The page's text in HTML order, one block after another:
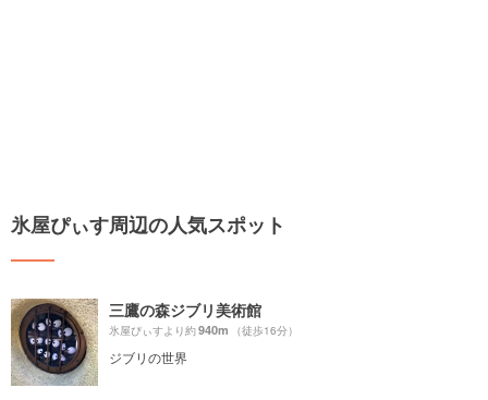
氷屋ぴぃす周辺の人気スポット
三鷹の森ジブリ美術館
氷屋ぴぃすより約940m （徒歩16分）
ジブリの世界